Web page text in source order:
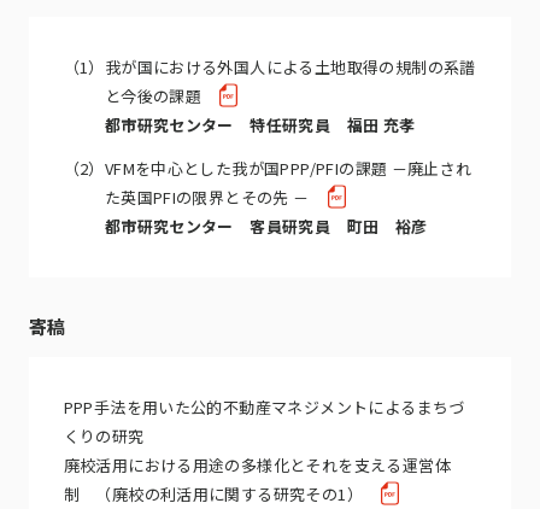
（1） 我が国における外国人による土地取得の規制の系譜
と今後の課題
都市研究センター 特任研究員 福田 充孝
（2） VFMを中心とした我が国PPP/PFIの課題 －廃止され
た英国PFIの限界とその先 －
都市研究センター 客員研究員 町田 裕彦
寄稿
PPP手法を用いた公的不動産マネジメントによるまちづ
くりの研究
廃校活用における用途の多様化とそれを支える運営体
制 （廃校の利活用に関する研究その1）